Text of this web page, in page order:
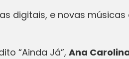
digitais, e novas
“Ainda Já”, Ana